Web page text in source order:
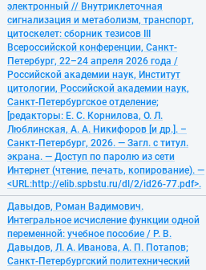
электронный // Внутриклеточная
сигнализация и метаболизм, транспорт,
цитоскелет: сборник тезисов III
Всероссийской конференции, Санкт-
Петербург, 22–24 апреля 2026 года /
Российской академии наук, Институт
цитологии, Российской академии наук,
Санкт-Петербургское отделение;
[редакторы: Е. С. Корнилова, О. Л.
Люблинская, А. А. Никифоров [и др.]. –
Санкт-Петербург, 2026. — Загл. с титул.
экрана. — Доступ по паролю из сети
Интернет (чтение, печать, копирование). —
<URL:http://elib.spbstu.ru/dl/2/id26-77.pdf>.
Давыдов, Роман Вадимович.
Интегральное исчисление функции одной
переменной: учебное пособие / Р. В.
Давыдов, Л. А. Иванова, А. П. Потапов;
Санкт-Петербургский политехнический